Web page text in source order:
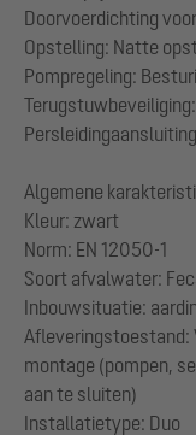
Doorvoerdichting
Opstelling: Natte
Pompregeling:
Algemene
Kleur: zwart
Norm: EN 12050-1
Soort afvalwater:
Inbouwsituatie:
Afleveringstoestand:
montage (pompen,
aan te sluiten)
Installatietype: Duo